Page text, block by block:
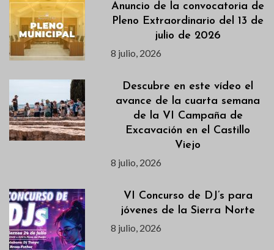
Anuncio de la convocatoria de
Pleno Extraordinario del 13 de
julio de 2026
8 julio, 2026
Descubre en este vídeo el
avance de la cuarta semana
de la VI Campaña de
Excavación en el Castillo
Viejo
8 julio, 2026
VI Concurso de DJ’s para
jóvenes de la Sierra Norte
8 julio, 2026